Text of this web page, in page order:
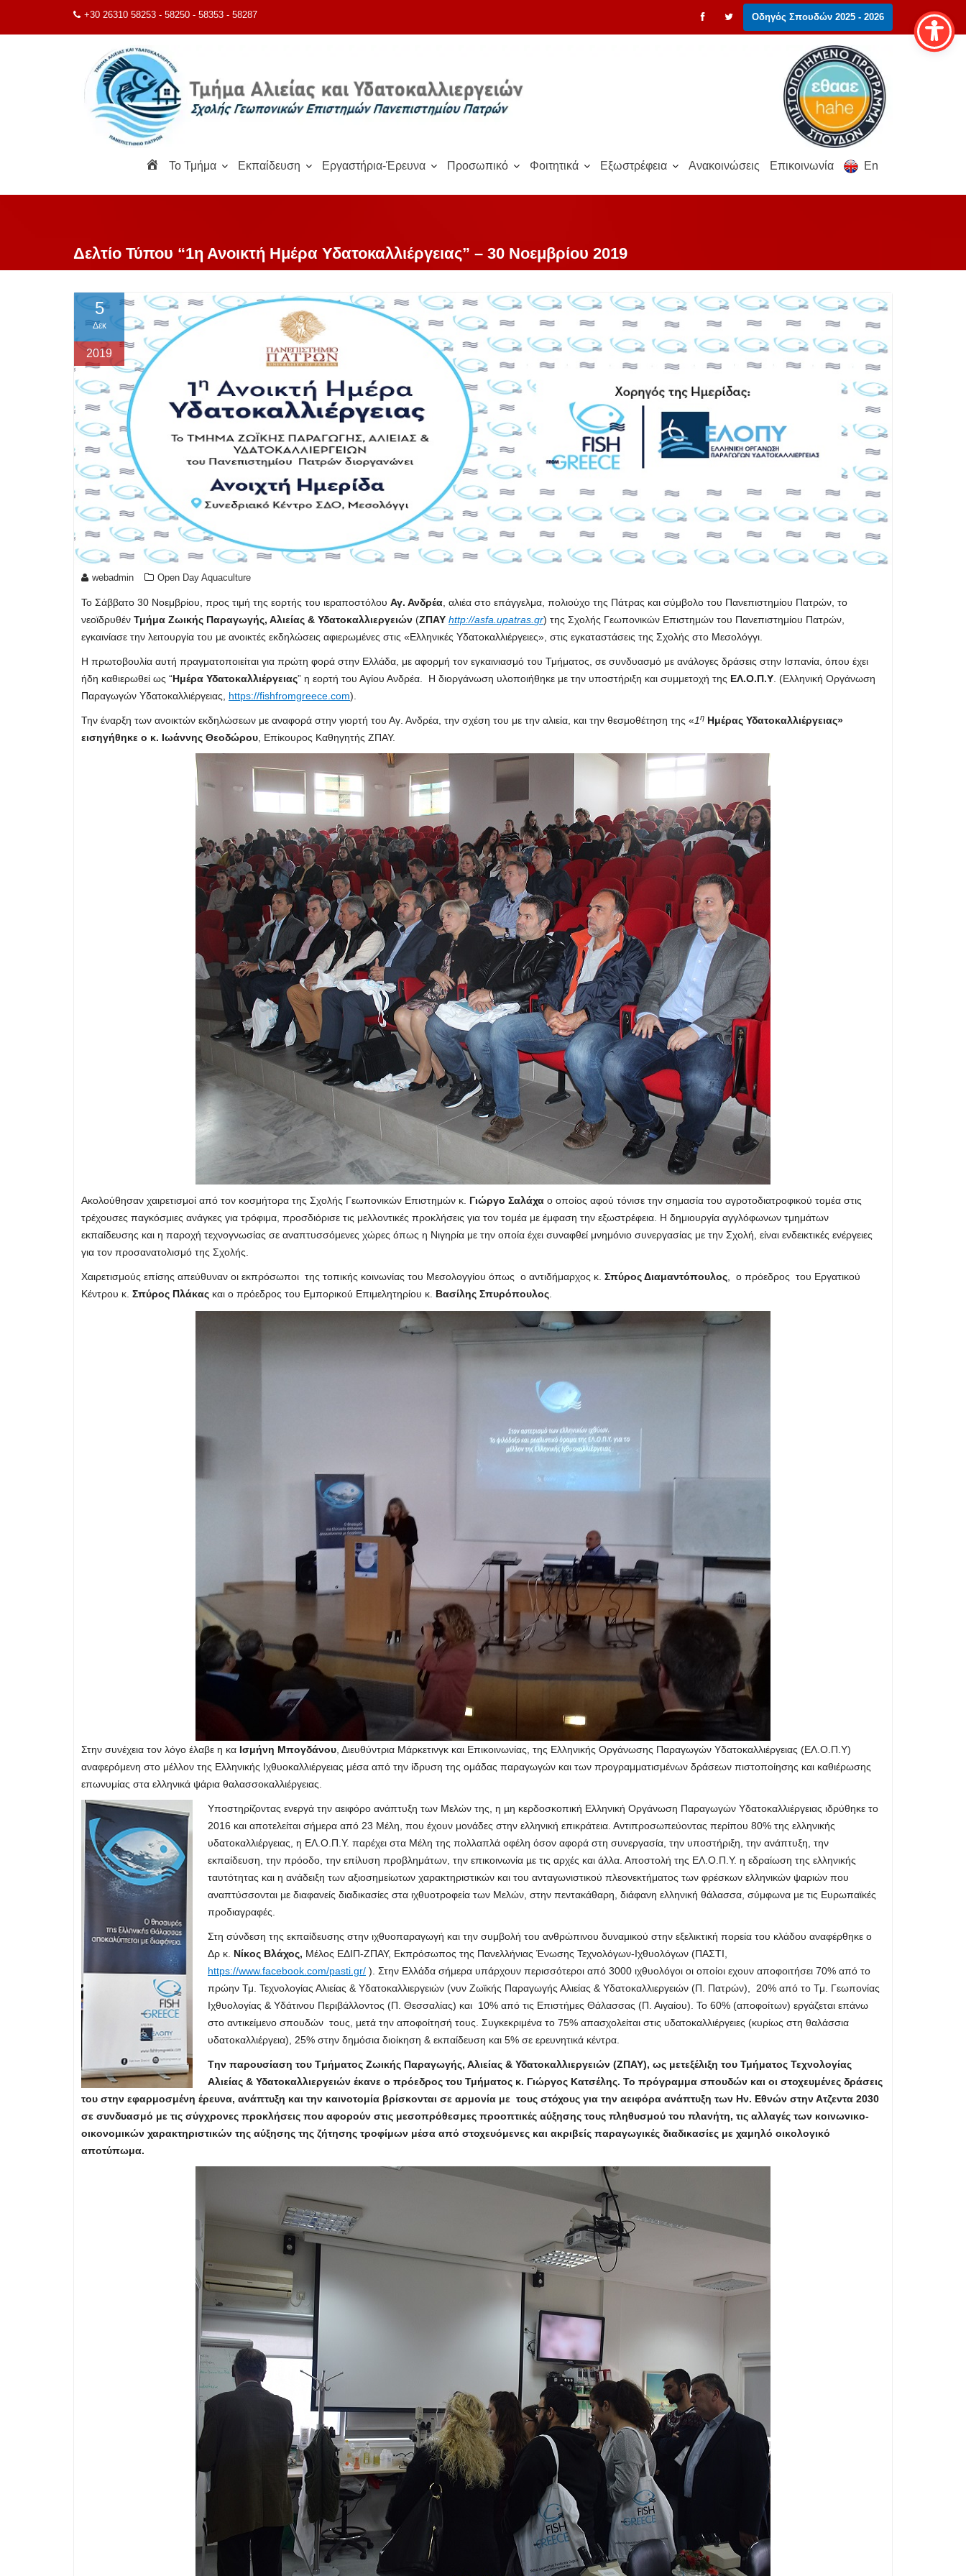
+30 26310 58253 - 58250 - 58353 - 58287 Οδηγός Σπουδών 2025 - 2026
χ
To Τμήμα Εκπαίδευση Εργαστήρια-Έρευνα Προσωπικό Φοιτητικά Εξωστρέφεια Ανακοινώσεις Επικοινωνία En
Δελτίο Τύπου “1η Ανοικτή Ημέρα Υδατοκαλλιέργειας” – 30 Νοεμβρίου 2019
5
Δεκ
2019
webadmin Open Day Aquaculture
Το Σάββατο 30 Νοεμβρίου, προς τιμή της εορτής του ιεραποστόλου Αγ. Ανδρέα , αλιέα στο επάγγελμα, πολιούχο της Πάτρας και σύμβολο του Πανεπιστημίου Πατρών, το
νεοϊδρυθέν Τμήμα Ζωικής Παραγωγής, Αλιείας & Υδατοκαλλιεργειών (ΖΠΑΥ http://asfa upatras gr) της Σχολής Γεωπονικών Επιστημών του Πανεπιστημίου Πατρών,
εγκαινίασε την λειτουργία του με ανοικτές εκδηλώσεις αφιερωμένες στις «Ελληνικές Υδατοκαλλιέργειες», στις εγκαταστάσεις της Σχολής στο Μεσολόγγι.
Η πρωτοβουλία αυτή πραγματοποιείται για πρώτη φορά στην Ελλάδα, με αφορμή τον εγκαινιασμό του Τμήματος, σε συνδυασμό με ανάλογες δράσεις στην Ισπανία, όπου έχει
ήδη καθιερωθεί ως “Ημέρα Υδατοκαλλιέργειας” η εορτή του Αγίου Ανδρέα. Η διοργάνωση υλοποιήθηκε με την υποστήριξη και συμμετοχή της ΕΛ.Ο.Π.Υ . (Ελληνική Οργάνωση
Παραγωγών Υδατοκαλλιέργειας, https://fishfromgreece.com).
Την έναρξη των ανοικτών εκδηλώσεων με αναφορά στην γιορτή του Αγ. Ανδρέα, την σχέση του με την αλιεία, και την θεσμοθέτηση της «1η Ημέρας Υδατοκαλλιέργειας»
εισηγήθηκε ο κ. Ιωάννης Θεοδώρου , Επίκουρος Καθηγητής ΖΠΑΥ.
Ακολούθησαν χαιρετισμοί από τον κοσμήτορα της Σχολής Γεωπονικών Επιστημών κ. Γιώργο Σαλάχα ο οποίος αφού τόνισε την σημασία του αγροτοδιατροφικού τομέα στις
τρέχουσες παγκόσμιες ανάγκες για τρόφιμα, προσδιόρισε τις μελλοντικές προκλήσεις για τον τομέα με έμφαση την εξωστρέφεια. Η δημιουργία αγγλόφωνων τμημάτων
εκπαίδευσης και η παροχή τεχνογνωσίας σε αναπτυσσόμενες χώρες όπως η Νιγηρία με την οποία έχει συναφθεί μνημόνιο συνεργασίας με την Σχολή, είναι ενδεικτικές ενέργειες
για τον προσανατολισμό της Σχολής.
Χαιρετισμούς επίσης απεύθυναν οι εκπρόσωποι της τοπικής κοινωνίας του Μεσολογγίου όπως ο αντιδήμαρχος κ. Σπύρος Διαμαντόπουλος , ο πρόεδρος του Εργατικού
Κέντρου κ. Σπύρος Πλάκας και ο πρόεδρος του Εμπορικού Επιμελητηρίου κ. Βασίλης Σπυρόπουλος
Στην συνέχεια τον λόγο έλαβε η κα Ισμήνη Μπογδάνου , Διευθύντρια Μάρκετινγκ και Επικοινωνίας, της Ελληνικής Οργάνωσης Παραγωγών Υδατοκαλλιέργειας (EΛ.Ο.Π.Υ)
αναφερόμενη στο μέλλον της Ελληνικής Ιχθυοκαλλιέργειας μέσα από την ίδρυση της ομάδας παραγωγών και των προγραμματισμένων δράσεων πιστοποίησης και καθιέρωσης
επωνυμίας στα ελληνικά ψάρια θαλασσοκαλλιέργειας.
Υποστηρίζοντας ενεργά την αειφόρο ανάπτυξη των Μελών της, η µη κερδοσκοπική Ελληνική Οργάνωση Παραγωγών Υδατοκαλλιέργειας ιδρύθηκε το
2016 και αποτελείται σήμερα από 23 Μέλη, που έχουν μονάδες στην ελληνική επικράτεια. Αντιπροσωπεύοντας περίπου 80% της ελληνικής
υδατοκαλλιέργειας, η ΕΛ.Ο.Π.Υ. παρέχει στα Μέλη της πολλαπλά οφέλη όσον αφορά στη συνεργασία, την υποστήριξη, την ανάπτυξη, την
εκπαίδευση, την πρόοδο, την επίλυση προβλημάτων, την επικοινωνία µε τις αρχές και άλλα. Αποστολή της EΛ.Ο.Π.Υ. η εδραίωση της ελληνικής
ταυτότητας και η ανάδειξη των αξιοσημείωτων χαρακτηριστικών και του ανταγωνιστικού πλεονεκτήματος των φρέσκων ελληνικών ψαριών που
αναπτύσσονται µε διαφανείς διαδικασίες στα ιχθυοτροφεία των Μελών, στην πεντακάθαρη, διάφανη ελληνική θάλασσα, σύμφωνα µε τις Ευρωπαϊκές
προδιαγραφές.
Στη σύνδεση της εκπαίδευσης στην ιχθυοπαραγωγή και την συμβολή του ανθρώπινου δυναμικού στην εξελικτική πορεία του κλάδου αναφέρθηκε ο
Δρ κ. Νίκος Βλάχος, Μέλος ΕΔIΠ-ΖΠΑΥ, Εκπρόσωπος της Πανελλήνιας Ένωσης Τεχνολόγων-Ιχθυολόγων (ΠΑΣΤΙ,
https://www.facebook.com/pasti.gr/ ). Στην Ελλάδα σήμερα υπάρχουν περισσότεροι από 3000 ιχθυολόγοι οι οποίοι εχουν αποφοιτήσει 70% από το
πρώην Τμ. Τεχνολογίας Αλιείας & Υδατοκαλλιεργειών (νυν Ζωϊκής Παραγωγής Αλιείας & Υδατοκαλλιεργειών (Π. Πατρών), 20% από το Τμ. Γεωπονίας
Ιχθυολογίας & Υδάτινου Περιβάλλοντος (Π. Θεσσαλίας) και 10% από τις Επιστήμες Θάλασσας (Π. Αιγαίου). Το 60% (αποφοίτων) εργάζεται επάνω
στο αντικείμενο σπουδών τους, μετά την αποφοίτησή τους. Συγκεκριμένα το 75% απασχολείται στις υδατοκαλλιέργειες (κυρίως στη θαλάσσια
υδατοκαλλιέργεια), 25% στην δημόσια διοίκηση & εκπαίδευση και 5% σε ερευνητικά κέντρα.
Tην παρουσίαση του Tμήματος Ζωικής Παραγωγής, Αλιείας & Υδατοκαλλιεργειών (ΖΠΑΥ), ως μετεξέλιξη του Τμήματος Τεχνολογίας
Αλιείας & Υδατοκαλλιεργειών έκανε ο πρόεδρος του Τμήματος κ. Γιώργος Κατσέλης. Το πρόγραμμα σπουδών και οι στοχευμένες δράσεις
του στην εφαρμοσμένη έρευνα, ανάπτυξη και την καινοτομία βρίσκονται σε αρμονία με τους στόχους για την αειφόρα ανάπτυξη των Ην. Εθνών στην Ατζεντα 2030
σε συνδυασμό με τις σύγχρονες προκλήσεις που αφορούν στις μεσοπρόθεσμες προοπτικές αύξησης τους πληθυσμού του πλανήτη, τις αλλαγές των κοινωνικο-
οικονομικών χαρακτηριστικών της αύξησης της ζήτησης τροφίμων μέσα από στοχευόμενες και ακριβείς παραγωγικές διαδικασίες με χαμηλό οικολογικό
αποτύπωμα.